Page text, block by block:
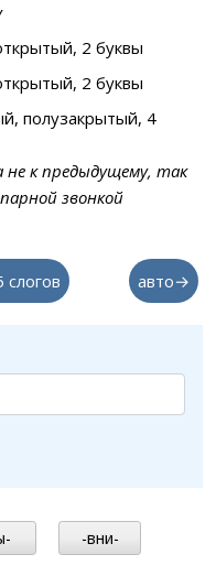
2 буквы
2 буквы
полузакрытый, 4
не к предыдущему, так
звонкой
слогов авто→
-вни-